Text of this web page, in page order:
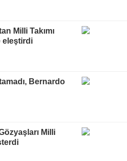
Milli Takımı
eleştirdi
Bernardo
Milli